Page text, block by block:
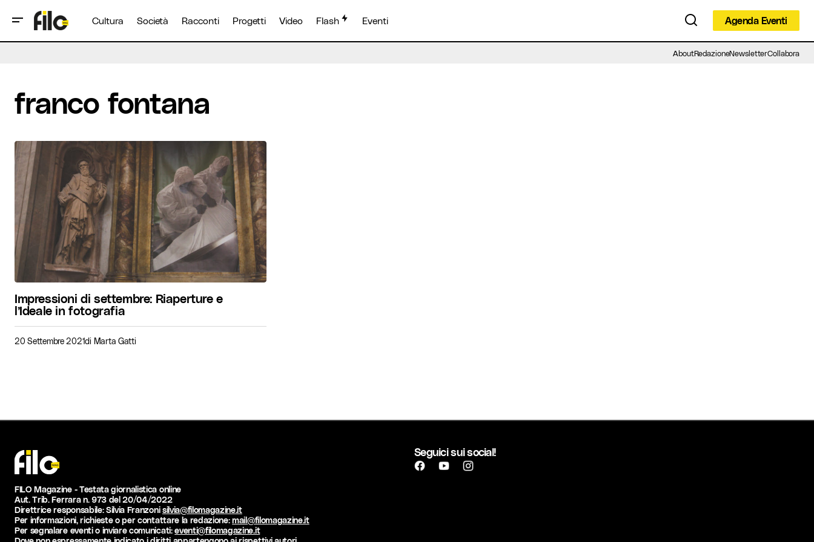
Cultura Società Racconti Progetti Video Flash Eventi
Agenda Eventi
Agenda Eventi
AboutRedazioneNewsletterCollabora
franco fontana
Impressioni di settembre: Riaperture e
l’Ideale in fotografia
20 Settembre 2021di Marta Gatti
FILO Magazine - Testata giornalistica online
Aut. Trib. Ferrara n. 973 del 20/04/2022
Direttrice responsabile: Silvia Franzonisilvia@filomagazine.it
Per informazioni, richieste o per contattare la redazione:mail@filomagazine.it
Per segnalare eventi o inviare comunicati:eventi@filomagazine.it
Seguici sui social!